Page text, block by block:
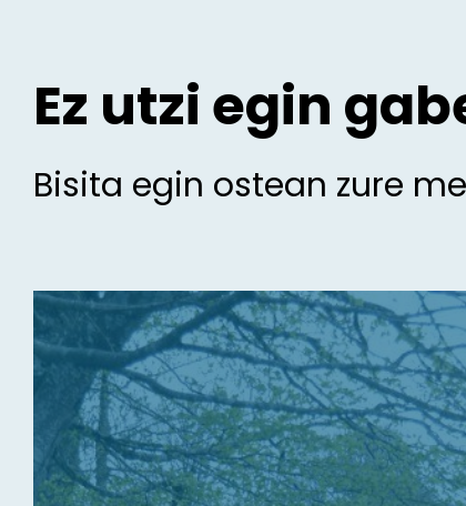
Ez utzi egin
Bisita egin ostean zure